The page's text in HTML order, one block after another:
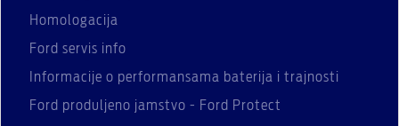
Homologacija
Ford servis info
Informacije o performansama baterija i trajnosti
Ford produljeno jamstvo - Ford Protect